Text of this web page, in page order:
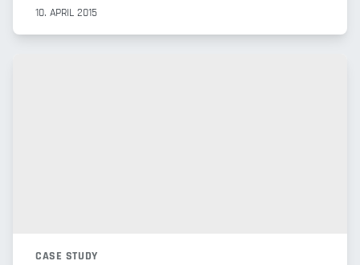
10. APRIL 2015
CASE STUDY